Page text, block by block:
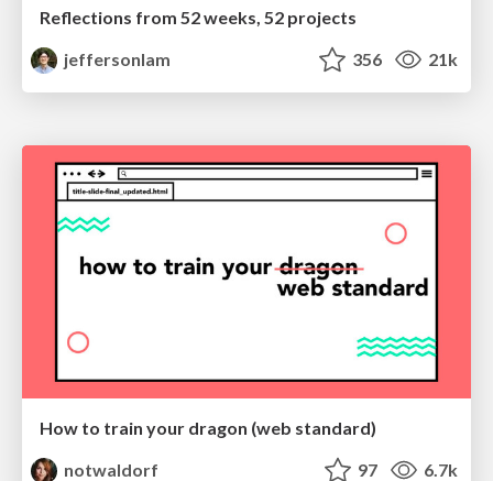
Reflections from 52 weeks, 52 projects
jeffersonlam
356 21k
How to train your dragon (web standard)
notwaldorf
97 6.7k